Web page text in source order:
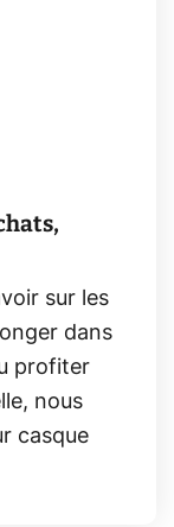
sur les
dans
profiter
nous
casque